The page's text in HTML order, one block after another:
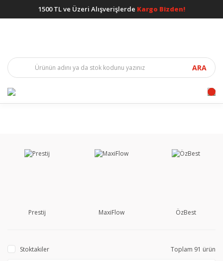
1500 TL ve Üzeri Alışverişlerde Kargo Bizden!
ARA
Prestij MaxiFlow ÖzBest
Stoktakiler Toplam 91 ürün